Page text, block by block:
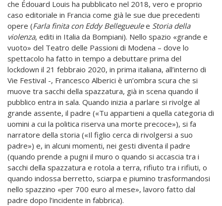
che Édouard Louis ha pubblicato nel 2018, vero e proprio
caso editoriale in Francia come già le sue due precedenti
opere (Farla finita con Eddy Bellegueulee Storia della
violenza, editi in Italia da Bompiani). Nello spazio «grande e
vuoto» del Teatro delle Passioni di Modena – dove lo
spettacolo ha fatto in tempo a debuttare prima del
lockdown il 21 febbraio 2020, in prima italiana, all’interno di
Vie Festival -, Francesco Alberici è un’ombra scura che si
muove tra sacchi della spazzatura, già in scena quando il
pubblico entra in sala. Quando inizia a parlare si rivolge al
grande assente, il padre («Tu appartieni a quella categoria di
uomini a cui la politica riserva una morte precoce»), si fa
narratore della storia («Il figlio cerca di rivolgersi a suo
padre») e, in alcuni momenti, nei gesti diventa il padre
(quando prende a pugni il muro o quando si accascia tra i
sacchi della spazzatura e rotola a terra, rifiuto tra i rifiuti, o
quando indossa berretto, sciarpa e piumino trasformandosi
nello spazzino «per 700 euro al mese», lavoro fatto dal
padre dopo l’incidente in fabbrica).